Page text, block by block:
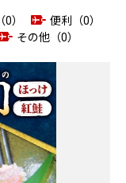
）
便利（0）
その他（0）